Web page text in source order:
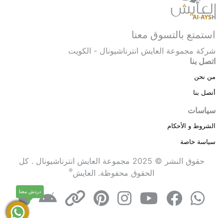
استمتع بالتسوق معنا
شركة مجموعة العايش انترناشيونال - الكويت
اتصل بنا
من نحن
أتصل بنا
سياسات
الشروط و الأحكام
سياسة خاصة
حقوق النشر © 2025 مجموعة العايش انترناشيونال . كل
الحقوق محفوظة. العايش®
دردش معنا